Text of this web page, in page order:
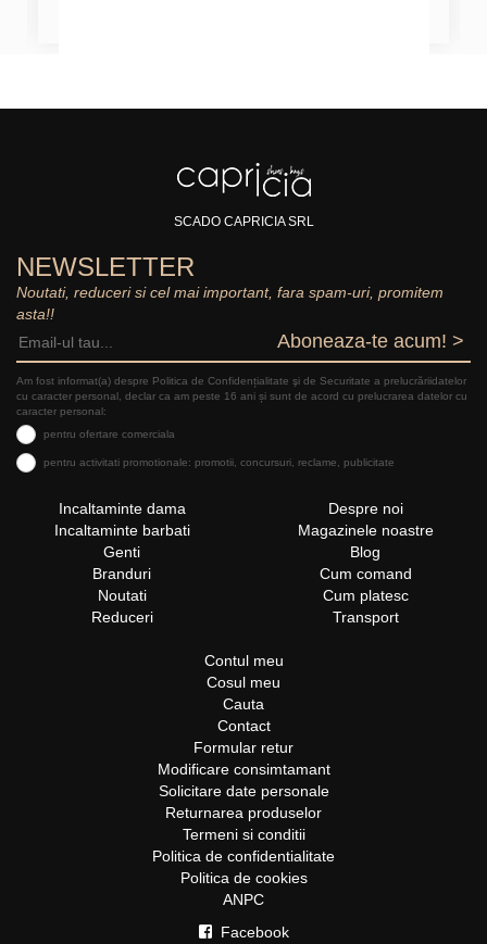
SCADO CAPRICIA SRL
NEWSLETTER
Noutati, reduceri si cel mai important, fara spam-uri, promitem
asta!!
Aboneaza-te acum! >
Am fost informat(a) despre Politica de Confidențialitate şi de Securitate a prelucrăriidatelor
cu caracter personal, declar ca am peste 16 ani și sunt de acord cu prelucrarea datelor cu
caracter personal:
pentru ofertare comerciala
pentru activitati promotionale: promotii, concursuri, reclame, publicitate
Incaltaminte dama
Incaltaminte barbati
Genti
Branduri
Noutati
Reduceri
Despre noi
Magazinele noastre
Blog
Cum comand
Cum platesc
Transport
Contul meu
Cosul meu
Cauta
Contact
Formular retur
Modificare consimtamant
Solicitare date personale
Returnarea produselor
Termeni si conditii
Politica de confidentialitate
Politica de cookies
ANPC
Facebook